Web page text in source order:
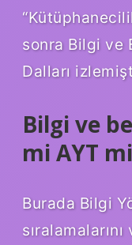
sonra Bilgi ve
Dalları
Bilgi ve
mi AYT
Burada Bilgi